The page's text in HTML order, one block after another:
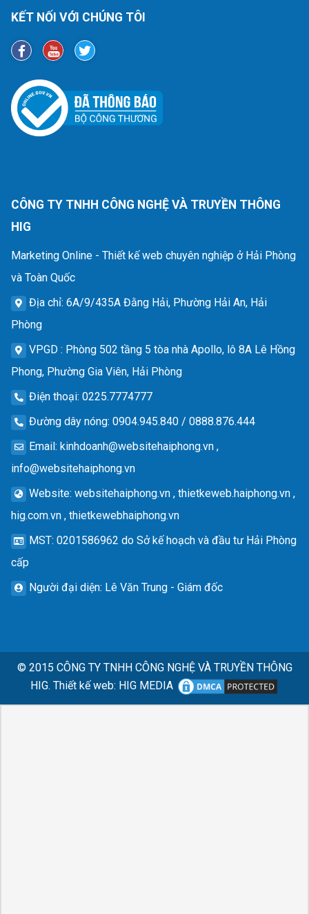
KẾT NỐI VỚI CHÚNG TÔI
CÔNG TY TNHH CÔNG NGHỆ VÀ TRUYỀN THÔNG
HIG
Marketing Online - Thiết kế web chuyên nghiệp ở Hải Phòng
và Toàn Quốc
Địa chỉ: 6A/9/435A Đằng Hải, Phường Hải An, Hải
Phòng
VPGD : Phòng 502 tầng 5 tòa nhà Apollo, lô 8A Lê Hồng
Phong, Phường Gia Viên, Hải Phòng
Điện thoại: 0225.7774777
Đường dây nóng: 0904.945.840 / 0888.876.444
Email: kinhdoanh@websitehaiphong.vn ,
info@websitehaiphong.vn
Website: websitehaiphong.vn , thietkeweb.haiphong.vn ,
hig.com.vn , thietkewebhaiphong.vn
MST: 0201586962 do Sở kế hoạch và đầu tư Hải Phòng
cấp
Người đại diện: Lê Văn Trung - Giám đốc
© 2015 CÔNG TY TNHH CÔNG NGHỆ VÀ TRUYỀN THÔNG
HIG. Thiết kế web: HIG MEDIA